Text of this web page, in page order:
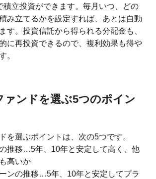
積立投資ができます。毎月いつ、どの
み立てるかを設定すれば、あとは自動
す。投資信託から得られる分配金も、
に再投資できるので、複利効果も得や
。
ァンドを選ぶ5つのポイン
を選ぶポイントは、次の5つです。
推移…5年、10年と安定して高く、他
高いか
ンの推移…5年、10年と安定してプラ